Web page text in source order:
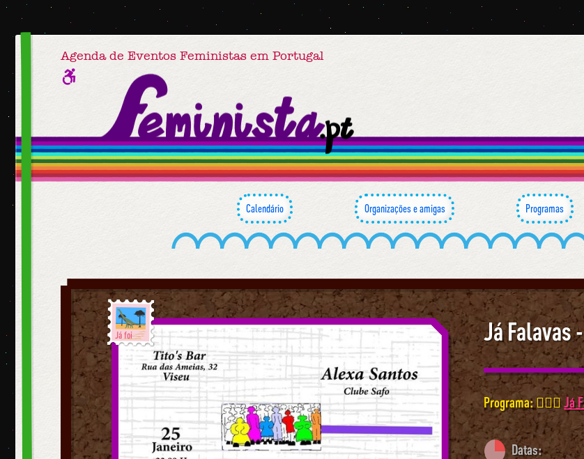
Agenda de Eventos Feministas em Portugal
Calendário Organizações e amigas Programas
Já Falavas
Programa: 🏳️‍🌈💬Já
Datas:
Já foi